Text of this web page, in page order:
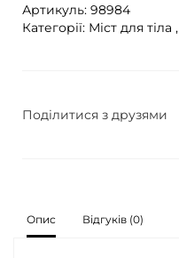
Артикуль: 98984
Категорії: Міст для тіла ,
Поділитися з друзями
Опис Відгуків (0)